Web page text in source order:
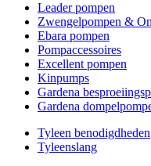
Leader pompen
Zwengelpompen &
Ebara pompen
Pompaccessoires
Excellent pompen
Kinpumps
Gardena
Gardena
Tyleen benodigdheden
Tyleenslang